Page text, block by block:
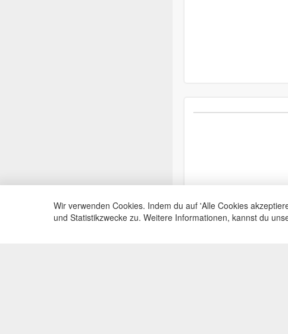
Wir verwenden Cookies. Indem du auf 'Alle Cookies
und Statistikzwecke zu. Weitere Informationen, kannst du